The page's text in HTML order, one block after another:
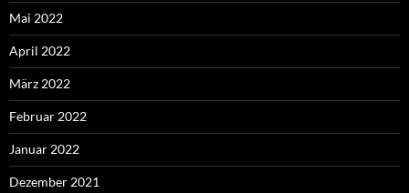
Mai 2022
April 2022
März 2022
Februar 2022
Januar 2022
Dezember 2021